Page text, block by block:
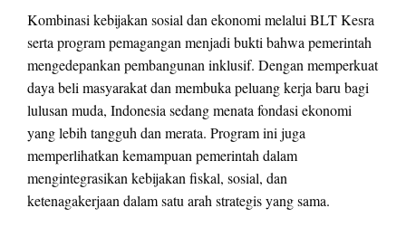
Kombinasi kebijakan sosial dan ekonomi melalui BLT Kesra
serta program pemagangan menjadi bukti bahwa pemerintah
mengedepankan pembangunan inklusif. Dengan memperkuat
daya beli masyarakat dan membuka peluang kerja baru bagi
lulusan muda, Indonesia sedang menata fondasi ekonomi
yang lebih tangguh dan merata. Program ini juga
memperlihatkan kemampuan pemerintah dalam
mengintegrasikan kebijakan fiskal, sosial, dan
ketenagakerjaan dalam satu arah strategis yang sama.